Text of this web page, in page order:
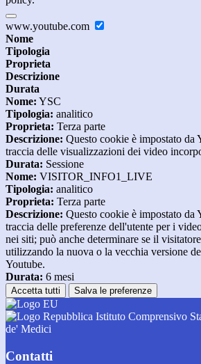
www.youtube.com
Nome
Tipologia
Proprieta
Descrizione
Durata
Nome: YSC
Tipologia: analitico
Proprieta: Terza parte
Descrizione: Questo cookie è impostato da
traccia delle visualizzazioni dei video
Durata: Sessione
Nome: VISITOR_INFO1_LIVE
Tipologia: analitico
Proprieta: Terza parte
Descrizione: Questo cookie è impostato da
traccia delle preferenze dell'utente per i
nei siti; può anche determinare se il
utilizzando la nuova o la vecchia versione
Youtube.
Durata: 6 mesi
Accetta tutti Salva le preferenze
Istituto Comprensivo
de' Medici
Contatti